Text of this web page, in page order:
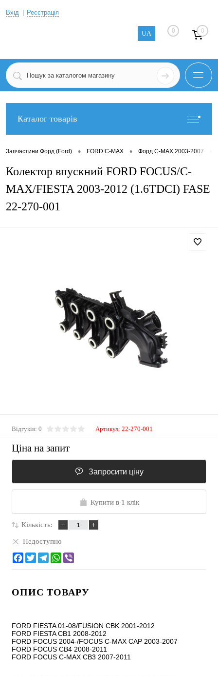
Вхід Реєстрація
UA 0 0
Каталог товарів
Запчастини Форд (Ford) • FORD C-MAX • Форд C-MAX 2003-2007
Колектор впускний FORD FOCUS/C-
MAX/FIESTA 2003-2012 (1.6TDCI) FASE
22-270-001
Відгуків: 0 Артикул: 22-270-001
Ціна на запит
Запросити ціну
Купити в 1 клік
Кількість:
Недоступно
ОПИС ТОВАРУ
FORD FIESTA 01-08/FUSION CBK 2001-2012
FORD FIESTA CB1 2008-2012
FORD FOCUS 2004-/FOCUS C-MAX CAP 2003-2007
FORD FOCUS CB4 2008-2011
FORD FOCUS C-MAX CB3 2007-2011